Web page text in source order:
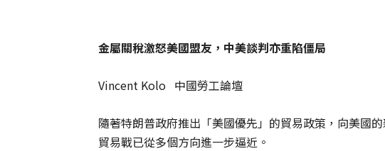
金屬關稅激怒美國盟友，中美談判亦重陷僵局
Vincent Kolo 中國勞工論壇
隨著特朗普政府推出「美國優先」的貿易政策，向美國
貿易戰已從多個方向進一步逼近。